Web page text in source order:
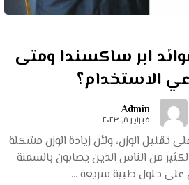
ابر ساكسندا ومتى
الاستخدام؟
Admin
فبراير ٨, ٢٠٢٣
تقليل الوزن، ولأن زيادة الوزن مشكلة
من الناس الذين يصابون بالسمنة
على حلول طبية سريعة ...